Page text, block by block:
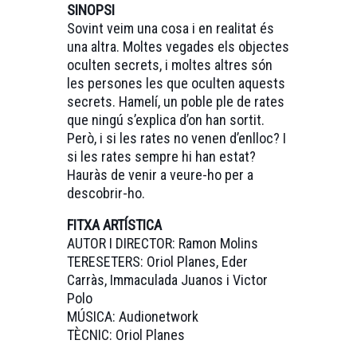
SINOPSI
Sovint veim una cosa i en realitat és
una altra. Moltes vegades els objectes
oculten secrets, i moltes altres són
les persones les que oculten aquests
secrets. Hamelí, un poble ple de rates
que ningú s’explica d’on han sortit.
Però, i si les rates no venen d’enlloc? I
si les rates sempre hi han estat?
Hauràs de venir a veure-ho per a
descobrir-ho.
FITXA ARTÍSTICA
AUTOR I DIRECTOR: Ramon Molins
TERESETERS: Oriol Planes, Eder
Carràs, Immaculada Juanos i Victor
Polo
MÚSICA: Audionetwork
TÈCNIC: Oriol Planes